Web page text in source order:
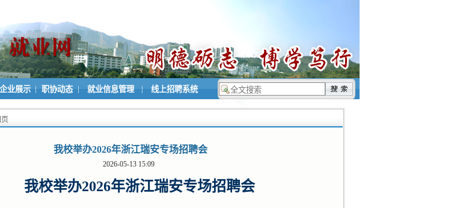
企业展示 | 职协动态 | 就业信息管理 | 线上招聘系统
我校举办2026年浙江瑞安专场招聘会
2026-05-13 15:09
我校举办2026年浙江瑞安专场招聘会